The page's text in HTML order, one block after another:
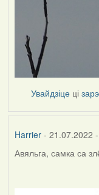
Увайдзіце ці
Harrier- 21.07.2022
Авяльга, самка са